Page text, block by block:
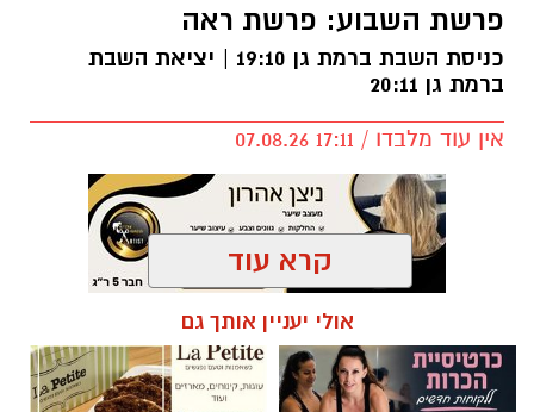
פרשת השבוע: פרשת ראה
כניסת השבת ברמת גן 19:10 | יציאת השבת
ברמת גן 20:11
אין עוד מלבדו / 17:11 07.08.26
פרשת השבוע, זמני כניסת השבת ברמת גן
קרא עוד
אולי יעניין אותך גם